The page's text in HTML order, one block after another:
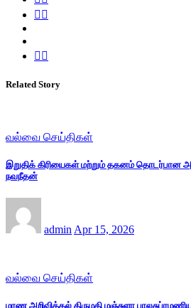
Related Story
வல்வை செய்திகள்
இறுதிக் கிரியைகள் மற்றும் தகனம் தொடர்பான
நவநீதன்
admin Apr 15, 2026
வல்வை செய்திகள்
மரண அறிவித்தல் திருமதி மஞ்சுளா